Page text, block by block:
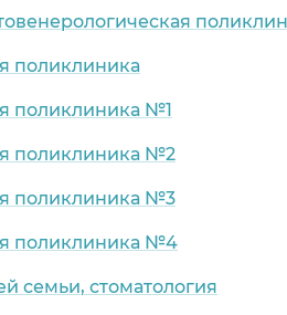
поликлиника
поликлиника №1
поликлиника №2
поликлиника №3
поликлиника №4
семьи, стоматология